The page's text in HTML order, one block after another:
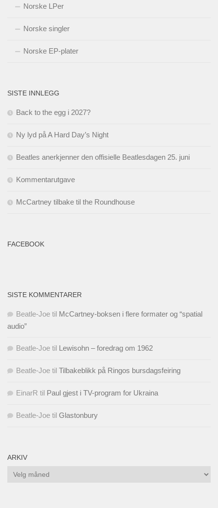
Norske LPer
Norske singler
Norske EP-plater
SISTE INNLEGG
Back to the egg i 2027?
Ny lyd på A Hard Day’s Night
Beatles anerkjenner den offisielle Beatlesdagen 25. juni
Kommentarutgave
McCartney tilbake til the Roundhouse
FACEBOOK
SISTE KOMMENTARER
Beatle-Joe til McCartney-boksen i flere formater og “spatial
audio”
Beatle-Joe til Lewisohn – foredrag om 1962
Beatle-Joe til Tilbakeblikk på Ringos bursdagsfeiring
EinarR til Paul gjest i TV-program for Ukraina
Beatle-Joe til Glastonbury
ARKIV
Arkiv